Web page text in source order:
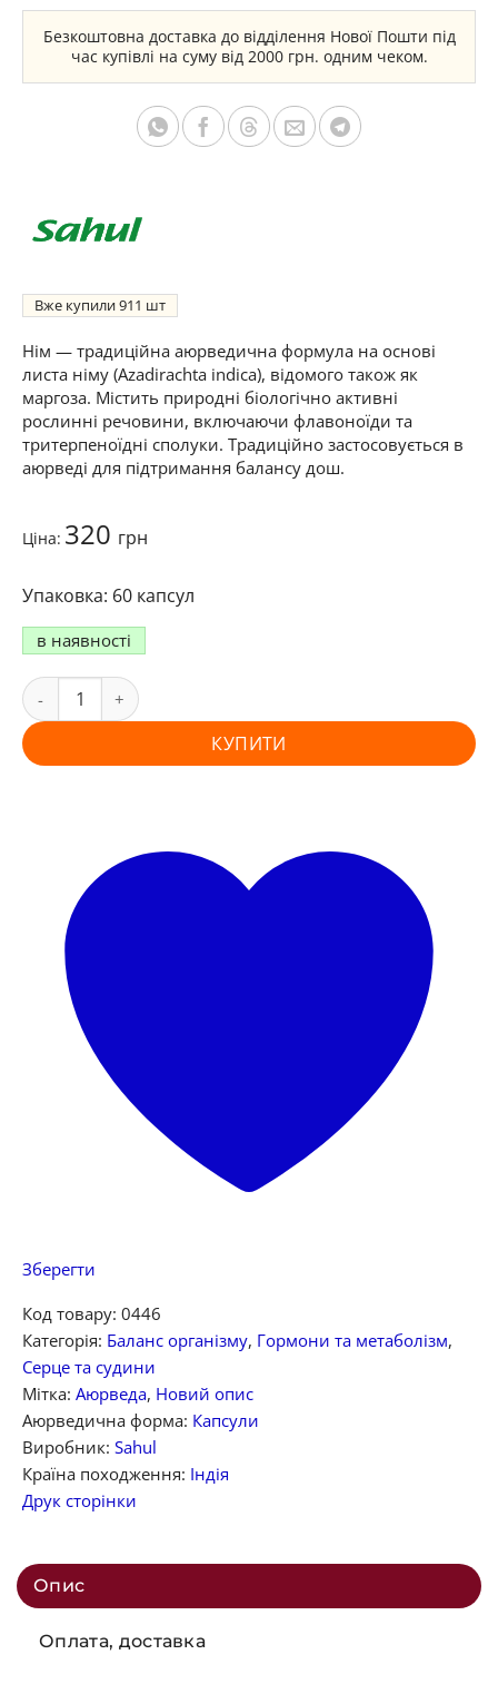
Безкоштовна доставка до відділення Нової Пошти під
час купівлі на суму від 2000 грн. одним чеком.
Вже купили911
Нім — традиційна аюрведична формула на основі
листа німу (Azadirachta indica), відомого також як
маргоза. Містить природні біологічно активні
рослинні речовини, включаючи флавоноїди та
тритерпеноїдні сполуки. Традиційно застосовується в
аюрведі для підтримання балансу дош.
Ціна: 320 грн
60 капсул
в наявності
КУПИТИ
Зберегти
Код товару: 0446
Категорія: Баланс організму, Гормони та метаболізм,
Серце та судини
Мітка: Аюрведа, Новий опис
Аюрведична форма: Капсули
Виробник: Sahul
Країна походження: Індія
Друк сторінки
Опис
Оплата, доставка